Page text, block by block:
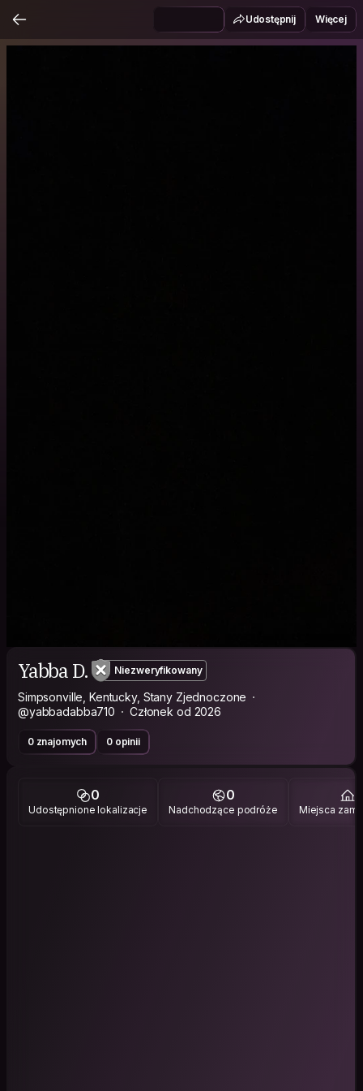
Udostępnij Więcej
Yabba D. Niezweryfikowany
Simpsonville, Kentucky, Stany Zjednoczone
@yabbadabba710
Członek od 2026
0 znajomych 0 opinii
0
Udostępnione lokalizacje
0
Nadchodzące podróże Miejsca